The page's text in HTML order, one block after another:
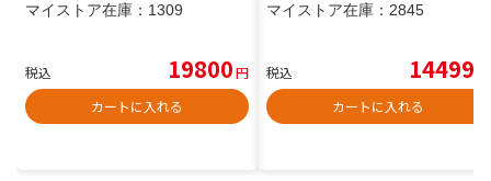
マイストア在庫： 1309
税込 19800円
カートに入れる
マイストア在庫： 2845
税込 14499
カートに入れる